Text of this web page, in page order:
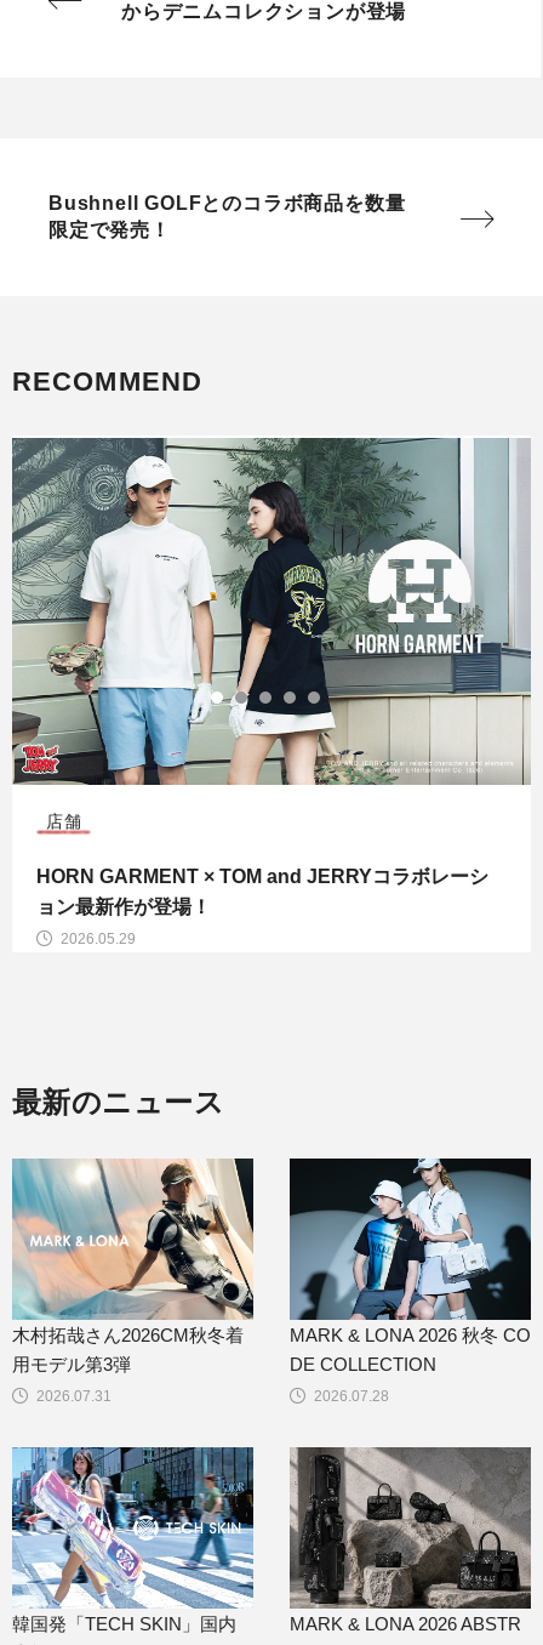
RECOMMEND
2026.05.29
店舗
HORN GARMENT × TOM and JERRYコラボレーシ
ョン最新作が登場！
最新のニュース
2026.07.31
木村拓哉さん2026CM秋冬着
用モデル第3弾
2026.07.28
MARK & LONA 2026 秋冬 CO
DE COLLECTION
韓国発「TECH SKIN」国内
MARK & LONA 2026 ABSTR
からデニムコレクションが登場
Bushnell GOLFとのコラボ商品を数量
限定で発売！